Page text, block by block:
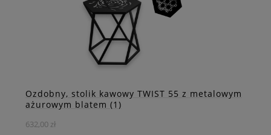
DO KOSZYKA
ZOBACZ WIĘCEJ
Ozdobny, stolik kawowy TWIST 55 z metalowym
ażurowym blatem (1)
632,00 zł